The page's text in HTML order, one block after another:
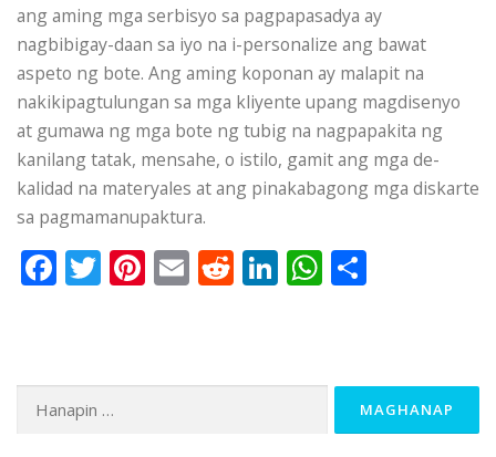
ang aming mga serbisyo sa pagpapasadya ay
nagbibigay-daan sa iyo na i-personalize ang bawat
aspeto ng bote. Ang aming koponan ay malapit na
nakikipagtulungan sa mga kliyente upang magdisenyo
at gumawa ng mga bote ng tubig na nagpapakita ng
kanilang tatak, mensahe, o istilo, gamit ang mga de-
kalidad na materyales at ang pinakabagong mga diskarte
sa pagmamanupaktura.
Facebook
Twitter
Pinterest
EmailReddit
LinkedIn
WhatsApp
Hanapin